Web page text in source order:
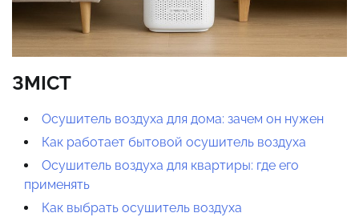
ЗМІСТ
Осушитель воздуха для дома: зачем он нужен
Как работает бытовой осушитель воздуха
Осушитель воздуха для квартиры: где его
применять
Как выбрать осушитель воздуха